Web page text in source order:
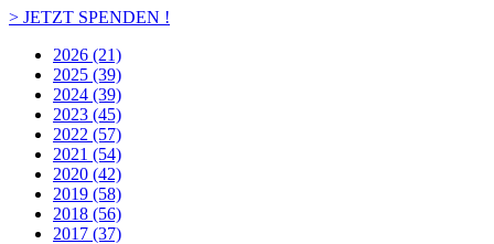
> JETZT SPENDEN !
2026 (21)
2025 (39)
2024 (39)
2023 (45)
2022 (57)
2021 (54)
2020 (42)
2019 (58)
2018 (56)
2017 (37)